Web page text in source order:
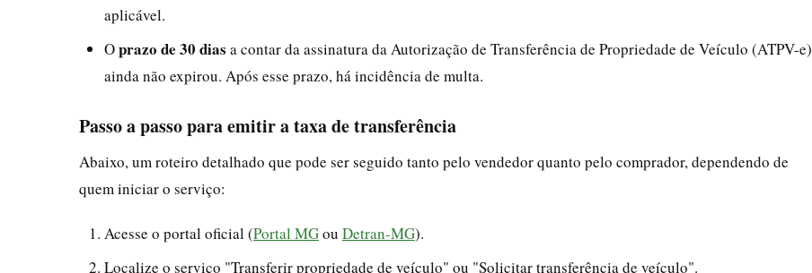
aplicável.
Oprazo de 30 dias a contar da assinatura da Autorização de Transferência de Propriedade de Veículo (ATPV-e)
ainda não expirou. Após esse prazo, há incidência de multa.
Passo a passo para emitir a taxa de transferência
Abaixo, um roteiro detalhado que pode ser seguido tanto pelo vendedor quanto pelo comprador, dependendo de
quem iniciar o serviço:
Acesse o portal oficial (Portal MGou Detran-MG).
Localize o serviço "Transferir propriedade de veículo" ou "Solicitar transferência de veículo".